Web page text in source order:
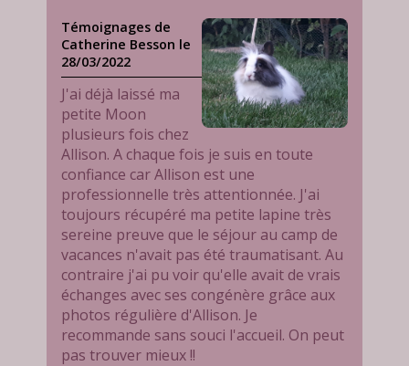
Témoignages de
Catherine Besson le
28/03/2022
J'ai déjà laissé ma
petite Moon
plusieurs fois chez
Allison. A chaque fois je suis en toute
confiance car Allison est une
professionnelle très attentionnée. J'ai
toujours récupéré ma petite lapine très
sereine preuve que le séjour au camp de
vacances n'avait pas été traumatisant. Au
contraire j'ai pu voir qu'elle avait de vrais
échanges avec ses congénère grâce aux
photos régulière d'Allison. Je
recommande sans souci l'accueil. On peut
pas trouver mieux !!